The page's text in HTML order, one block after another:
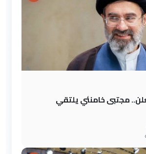
مجتبى خامنئي يلتقي